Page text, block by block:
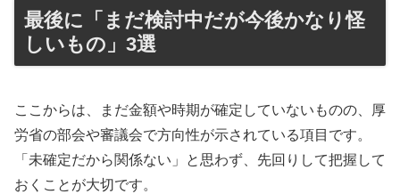
最後に「まだ検討中だが今後かなり怪
しいもの」3選
ここからは、まだ金額や時期が確定していないものの、厚
労省の部会や審議会で方向性が示されている項目です。
「未確定だから関係ない」と思わず、先回りして把握して
おくことが大切です。